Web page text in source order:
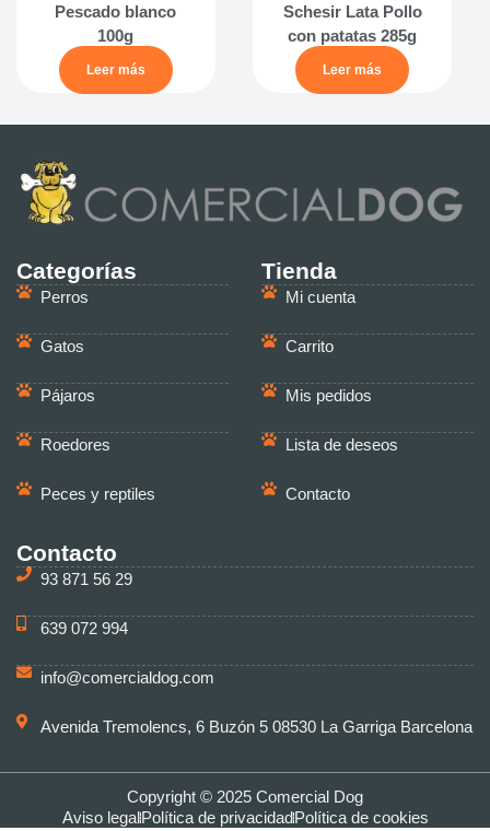
Pescado blanco
100g
Leer más
Schesir Lata Pollo
con patatas 285g
Leer más
Categorías
Perros
Gatos
Pájaros
Roedores
Peces y reptiles
Tienda
Mi cuenta
Carrito
Mis pedidos
Lista de deseos
Contacto
Contacto
93 871 56 29
639 072 994
info@comercialdog.com
Avenida Tremolencs, 6 Buzón 5 08530 La Garriga Barcelona
Copyright © 2025 Comercial Dog
Aviso legal Política de privacidadPolítica de cookies